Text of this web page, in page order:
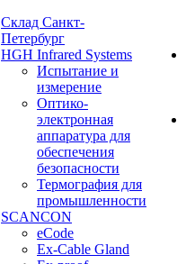
Cклад Санкт-
Петербург
HGH Infrared Systems
Испытание и
измерение
Оптико-
электронная
аппаратура для
обеспечения
безопасности
Термография для
промышленности
SCANCON
eCode
Ex-Cable Gland